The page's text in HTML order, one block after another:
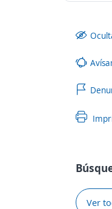
Ver